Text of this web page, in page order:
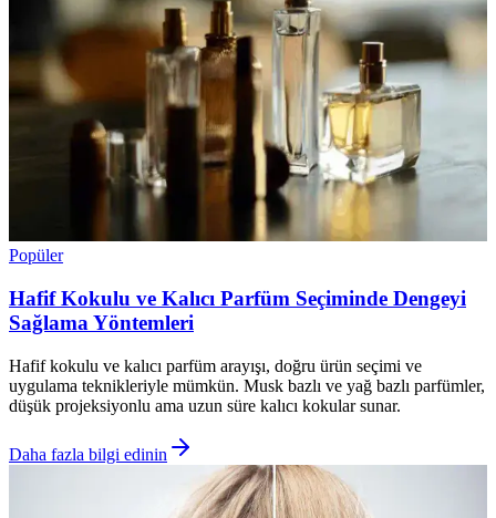
Popüler
Hafif Kokulu ve Kalıcı Parfüm Seçiminde Dengeyi
Sağlama Yöntemleri
Hafif kokulu ve kalıcı parfüm arayışı, doğru ürün seçimi ve
uygulama teknikleriyle mümkün. Musk bazlı ve yağ bazlı parfümler,
düşük projeksiyonlu ama uzun süre kalıcı kokular sunar.
Daha fazla bilgi edinin